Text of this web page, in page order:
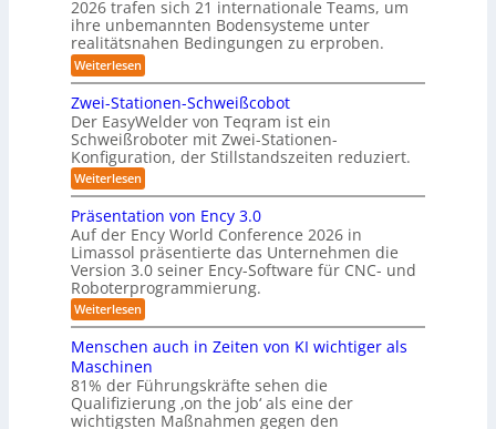
S
t
e
r
e
o
-
K
a
m
e
r
a
s
y
s
t
e
m
f
l
e
-
S
y
s
t
e
m
f
ü
r
R
e
i
r
ä
u
m
2026 trafen sich 21 internationale Teams, um
ihre unbemannten Bodensysteme unter
realitätsnahen Bedingungen zu erproben.
Weiterlesen:
L
e
i
s
t
u
n
g
s
v
e
r
g
l
e
i
c
h
v
o
n
m
i
Zwei-Stationen-Schweißcobot
Der EasyWelder von Teqram ist ein
Schweißroboter mit Zwei-Stationen-
Konfiguration, der Stillstandszeiten reduziert.
Weiterlesen:
Z
w
e
i
-
S
t
a
t
i
o
n
e
n
-
S
Präsentation von Ency 3.0
Auf der Ency World Conference 2026 in
Limassol präsentierte das Unternehmen die
Version 3.0 seiner Ency-Software für CNC- und
Roboterprogrammierung.
Weiterlesen:
P
ä
s
e
n
t
Menschen auch in Zeiten von KI wichtiger als
Maschinen
81% der Führungskräfte sehen die
Qualifizierung ‚on the job‘ als eine der
wichtigsten Maßnahmen gegen den